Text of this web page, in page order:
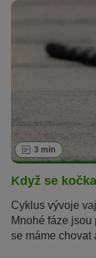
článku.
3 min
Když se
Cyklus vývoje
Mnohé fáze
se máme chovat